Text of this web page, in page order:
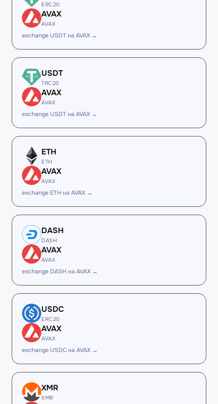
ERC20
AVAX
AVAX
exchange USDT на AVAX →
USDT
TRC20
AVAX
AVAX
exchange USDT на AVAX →
ETH
ETH
AVAX
AVAX
exchange ETH на AVAX →
DASH
DASH
AVAX
AVAX
exchange DASH на AVAX →
USDC
ERC20
AVAX
AVAX
exchange USDC на AVAX →
XMR
XMR